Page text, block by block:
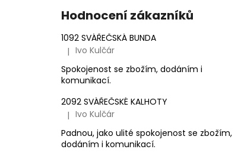
Hodnocení zákazníků
1092 SVÁŘEČSKÁ BUNDA
Hodnocení produktu je 5 z 5 hvězdiček.
| Ivo Kulčár
Spokojenost se zbožím, dodáním i
komunikací.
2092 SVÁŘEČSKÉ KALHOTY
Hodnocení produktu je 5 z 5 hvězdiček.
| Ivo Kulčár
Padnou, jako ulité spokojenost se zbožím,
dodáním i komunikací.